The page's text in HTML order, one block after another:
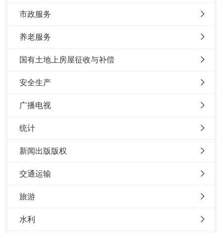
市政服务
养老服务
国有土地上房屋征收与补偿
安全生产
广播电视
统计
新闻出版版权
交通运输
旅游
水利